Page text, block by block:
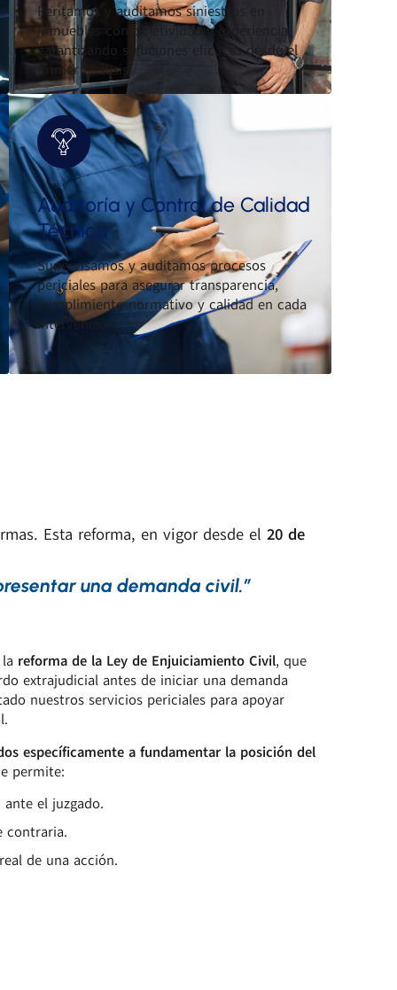
Peritamos y auditamos siniestros en
inmuebles con objetividad y experiencia,
garantizando soluciones eficaces desde el
primer análisis.
Auditoría y Control de Calidad
Técnica
Supervisamos y auditamos procesos
periciales para asegurar transparencia,
cumplimiento normativo y calidad en cada
intervención.
Esta reforma, en vigor desde el 20 de
una demanda civil.”
reforma de la Ley de Enjuiciamiento Civil, que
extrajudicial antes de iniciar una demanda
nuestros servicios periciales para apoyar
específicamente a fundamentar la posición del
permite:
el juzgado.
contraria.
de una acción.